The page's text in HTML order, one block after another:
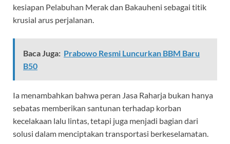
kesiapan Pelabuhan Merak dan Bakauheni sebagai titik
krusial arus perjalanan.
Baca Juga: Prabowo Resmi Luncurkan BBM Baru
B50
Ia menambahkan bahwa peran Jasa Raharja bukan hanya
sebatas memberikan santunan terhadap korban
kecelakaan lalu lintas, tetapi juga menjadi bagian dari
solusi dalam menciptakan transportasi berkeselamatan.